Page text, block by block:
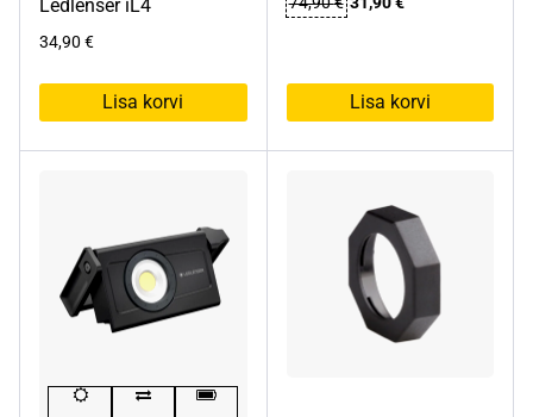
Ledlenser iL4
34,90 €
Lisa korvi Lisa korvi